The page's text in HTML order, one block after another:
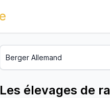
Les élevages de